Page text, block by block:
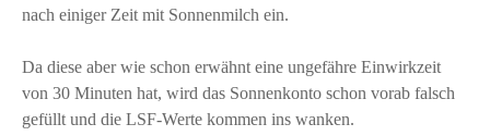
nach einiger Zeit mit Sonnenmilch ein.
Da diese aber wie schon erwähnt eine ungefähre Einwirkzeit
von 30 Minuten hat, wird das Sonnenkonto schon vorab falsch
gefüllt und die LSF-Werte kommen ins wanken.